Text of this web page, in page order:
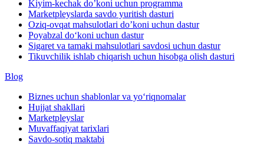
Kiyim-kechak do’koni uchun programma
Marketpleyslarda savdo yuritish dasturi
Oziq-ovqat mahsulotlari do’koni uchun dastur
Poyabzal do‘koni uchun dastur
Sigaret va tamaki mahsulotlari savdosi uchun dastur
Tikuvchilik ishlab chiqarish uchun hisobga olish dasturi
Blog
Biznes uchun shablonlar va yo‘riqnomalar
Hujjat shakllari
Marketpleyslar
Muvaffaqiyat tarixlari
Savdo-sotiq maktabi